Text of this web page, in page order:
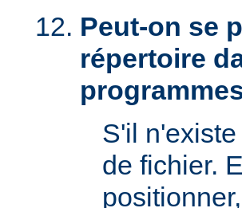
Peut-on se
répertoire
S'il
de fichier.